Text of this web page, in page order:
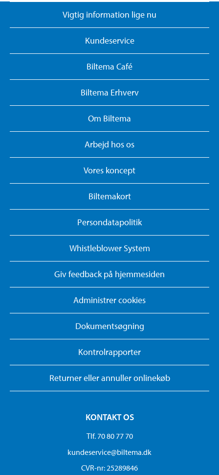
Vigtig information lige nu
Kundeservice
Biltema Café
Biltema Erhverv
Om Biltema
Arbejd hos os
Vores koncept
Biltemakort
Persondatapolitik
Whistleblower System
Giv feedback på hjemmesiden
Administrer cookies
Dokumentsøgning
Kontrolrapporter
Returner eller annuller onlinekøb
KONTAKT OS
Tlf. 70 80 77 70
kundeservice@biltema.dk
CVR-nr: 25289846